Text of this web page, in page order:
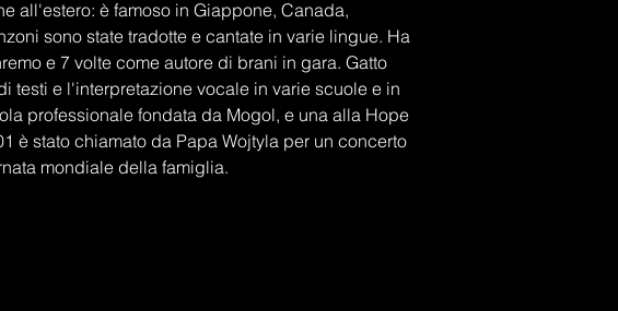
all'estero: è famoso in Giappone, Canada,
sono state tradotte e cantate in varie lingue. Ha
e 7 volte come autore di brani in gara. Gatto
testi e l'interpretazione vocale in varie scuole e in
professionale fondata da Mogol, e una alla Hope
è stato chiamato da Papa Wojtyla per un concerto
mondiale della famiglia.